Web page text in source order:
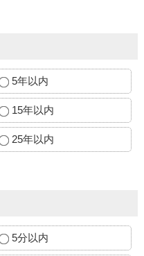
5年以内
15年以内
25年以内
5分以内